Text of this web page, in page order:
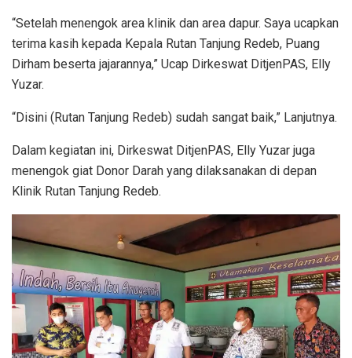
“Setelah menengok area klinik dan area dapur. Saya ucapkan
terima kasih kepada Kepala Rutan Tanjung Redeb, Puang
Dirham beserta jajarannya,” Ucap Dirkeswat DitjenPAS, Elly
Yuzar.
“Disini (Rutan Tanjung Redeb) sudah sangat baik,” Lanjutnya.
Dalam kegiatan ini, Dirkeswat DitjenPAS, Elly Yuzar juga
menengok giat Donor Darah yang dilaksanakan di depan
Klinik Rutan Tanjung Redeb.